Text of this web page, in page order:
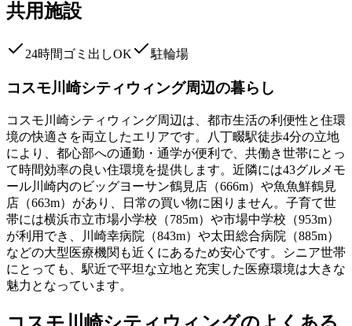
共用施設
24時間ゴミ出しOK 駐輪場
コスモ川崎シティウィング周辺の暮らし
コスモ川崎シティウィング周辺は、都市生活の利便性と住環
境の快適さを両立したエリアです。八丁畷駅徒歩4分の立地
により、都心部への通勤・通学が便利で、共働き世帯にとっ
て時間効率の良い住環境を提供します。近隣には43グルメモ
ール川崎内のビッグヨーサン鶴見店（666m）や魚魚鮮鶴見
店（663m）があり、日常の買い物に困りません。子育て世
帯には横浜市立市場小学校（785m）や市場中学校（953m）
が利用でき、川崎幸病院（843m）や太田総合病院（885m）
などの大型医療機関も近くにあるため安心です。シニア世帯
にとっても、駅近で平坦な立地と充実した医療環境は大きな
魅力となっています。